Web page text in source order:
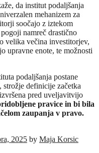
da institut podaljšanja
mehanizem za
soočajo z iztekom
namreč drastično
velika večina investitorjev,
upravne enote, te možnosti
podaljšanja postane
definicije začetka
pred uveljavitvijo
pravice in bi bila
zaupanja v pravo.
2025 by Maja Korsic